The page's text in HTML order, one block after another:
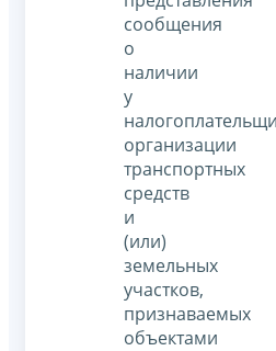
сообщения
о
наличии
у
организации
транспортных
средств
и
(или)
земельных
участков,
признаваемых
объектами